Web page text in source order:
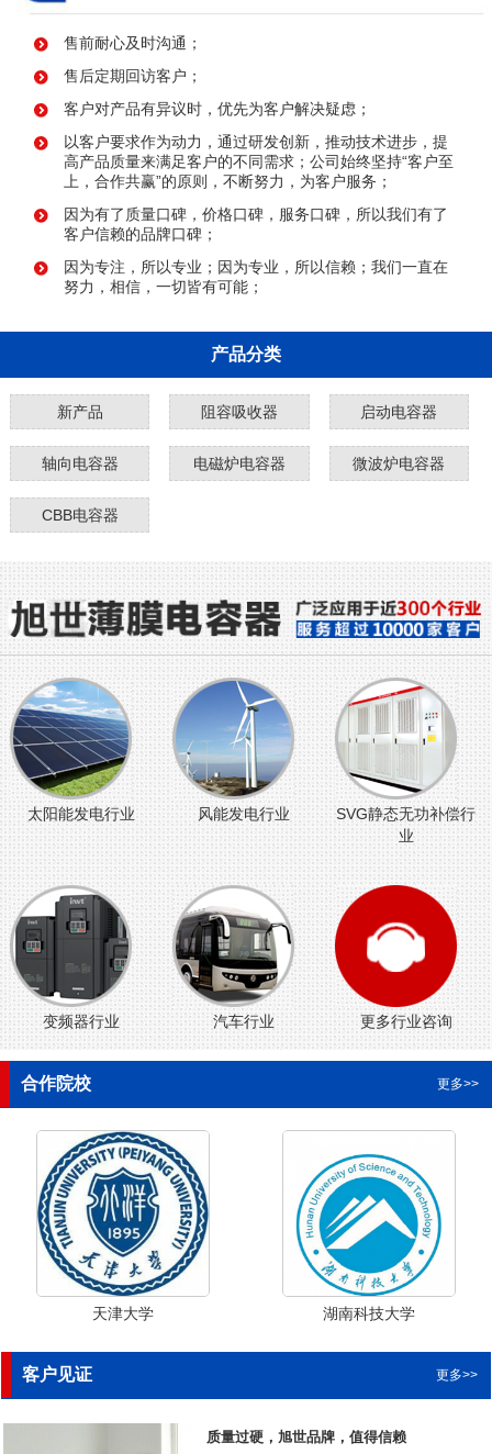
售前耐心及时沟通；
售后定期回访客户；
客户对产品有异议时，优先为客户解决疑虑；
以客户要求作为动力，通过研发创新，推动技术进步，提
高产品质量来满足客户的不同需求；公司始终坚持“客户至
上，合作共赢”的原则，不断努力，为客户服务；
因为有了质量口碑，价格口碑，服务口碑，所以我们有了
客户信赖的品牌口碑；
因为专注，所以专业；因为专业，所以信赖；我们一直在
努力，相信，一切皆有可能；
产品分类
新产品 阻容吸收器 启动电容器
轴向电容器 电磁炉电容器 微波炉电容器
CBB电容器
太阳能发电行业 风能发电行业
SVG静态无功补偿行
业
变频器行业 汽车行业 更多行业咨询
合作院校 更多>>
天津大学 湖南科技大学
客户见证 更多>>
质量过硬，旭世品牌，值得信赖